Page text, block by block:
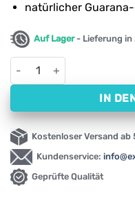
natürlicher
Auf Lager- Lieferung in
Guarana Swanson, 500
IN
Kostenloser Versand ab
Kundenservice:
Geprüfte Qualität